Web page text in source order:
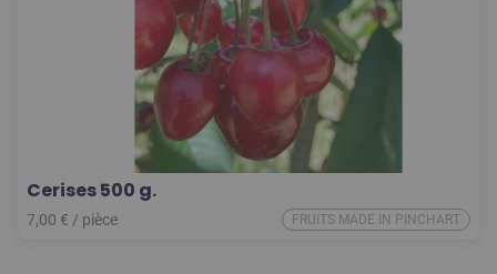
Cerises 500 g.
7,00 € / pièce FRUITS MADE IN PINCHART